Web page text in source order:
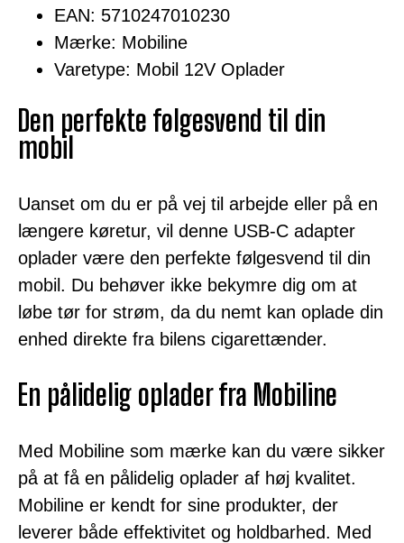
EAN: 5710247010230
Mærke: Mobiline
Varetype: Mobil 12V Oplader
Den perfekte følgesvend til din
mobil
Uanset om du er på vej til arbejde eller på en
længere køretur, vil denne USB-C adapter
oplader være den perfekte følgesvend til din
mobil. Du behøver ikke bekymre dig om at
løbe tør for strøm, da du nemt kan oplade din
enhed direkte fra bilens cigarettænder.
En pålidelig oplader fra Mobiline
Med Mobiline som mærke kan du være sikker
på at få en pålidelig oplader af høj kvalitet.
Mobiline er kendt for sine produkter, der
leverer både effektivitet og holdbarhed. Med